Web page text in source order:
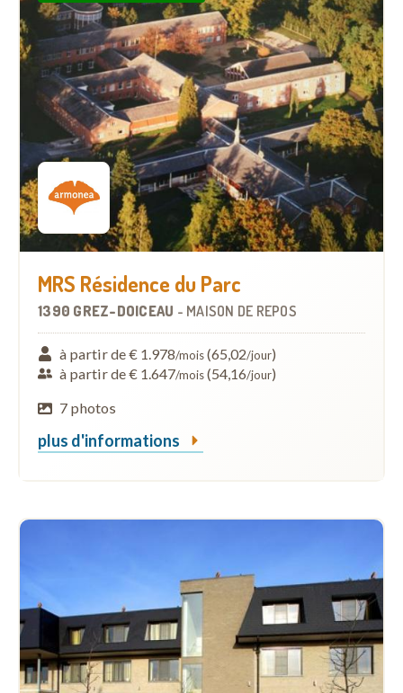
MRS Résidence du Parc
1390 GREZ-DOICEAU - MAISON DE REPOS
à partir de € 1.978/mois(65,02/jour)
à partir de € 1.647/mois(54,16/jour)
7 photos
plus d'informations